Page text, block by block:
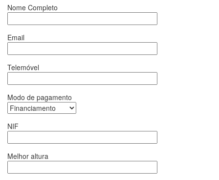
Nome Completo
Email
Telemóvel
Modo de pagamento
NIF
Melhor altura